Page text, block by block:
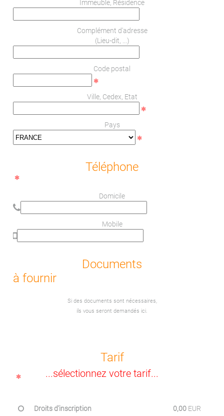
Immeuble, Résidence
Complément d'adresse
(Lieu-dit, ...)
Code postal
Ville, Cedex, Etat
Pays
Téléphone
Domicile
Mobile
Documents
à fournir
Si des documents sont nécessaires,
ils vous seront demandés ici.
Tarif
...sélectionnez votre tarif...
Droits d'inscription 0,00 EUR